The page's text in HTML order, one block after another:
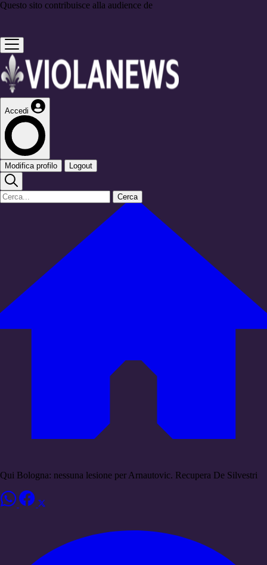
Questo sito contribuisce alla audience de
Accedi
Modifica profilo Logout
Cerca
Qui Bologna: nessuna lesione per Arnautovic. Recupera De Silvestri